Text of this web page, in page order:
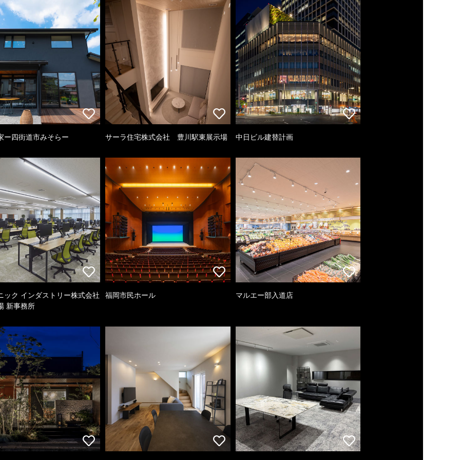
ー四街道市みそらー サーラ住宅株式会社 豊川駅東展示場 中日ビル建替計画
ック インダストリー株式会社
新事務所
福岡市民ホール マルエー部入道店